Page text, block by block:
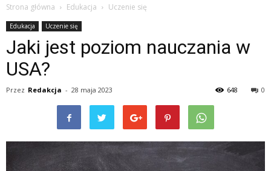
Strona główna Edukacja Uczenie się
Edukacja Uczenie się
Jaki jest poziom nauczania w
USA?
Przez Redakcja - 28 maja 2023 0
648